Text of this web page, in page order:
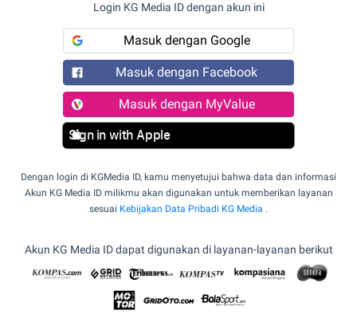
Login KG Media ID dengan akun ini
Masuk dengan Google
Masuk dengan Facebook
Masuk dengan MyValue
Sign in with Apple
Dengan login di KGMedia ID, kamu menyetujui bahwa data dan informasi
Akun KG Media ID milikmu akan digunakan untuk memberikan layanan
sesuai Kebijakan Data Pribadi KG Media .
Akun KG Media ID dapat digunakan di layanan-layanan berikut